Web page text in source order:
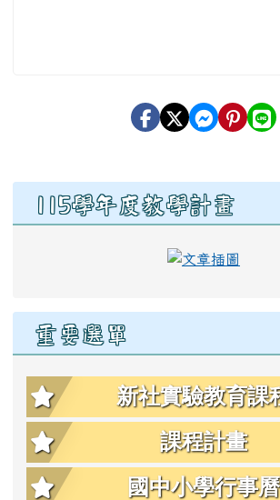
右邊區域內容
115學年度教學計畫
重要選單
新社實驗教育課
課程計畫
國中小學行事曆